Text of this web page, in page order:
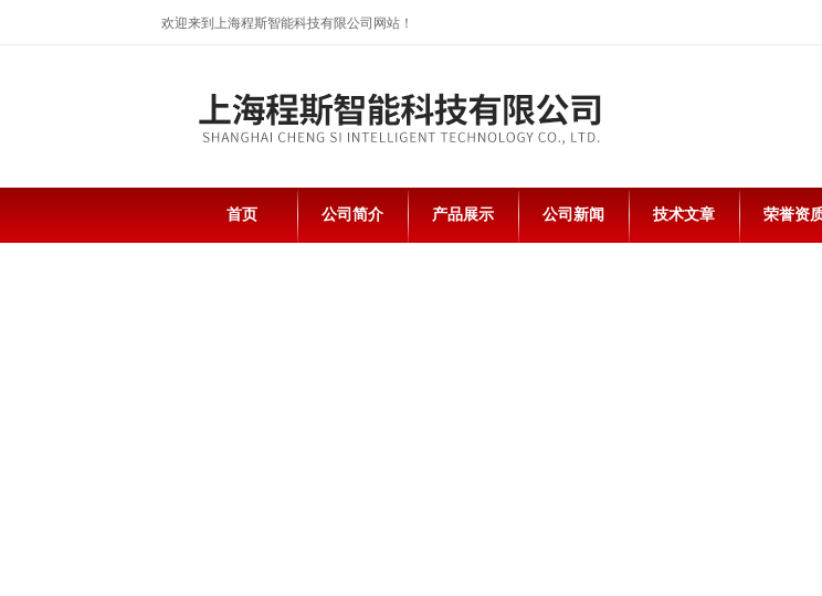
欢迎来到上海程斯智能科技有限公司网站！
首页 公司简介 产品展示 公司新闻 技术文章 荣誉资